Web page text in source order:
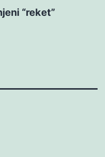
“reket”